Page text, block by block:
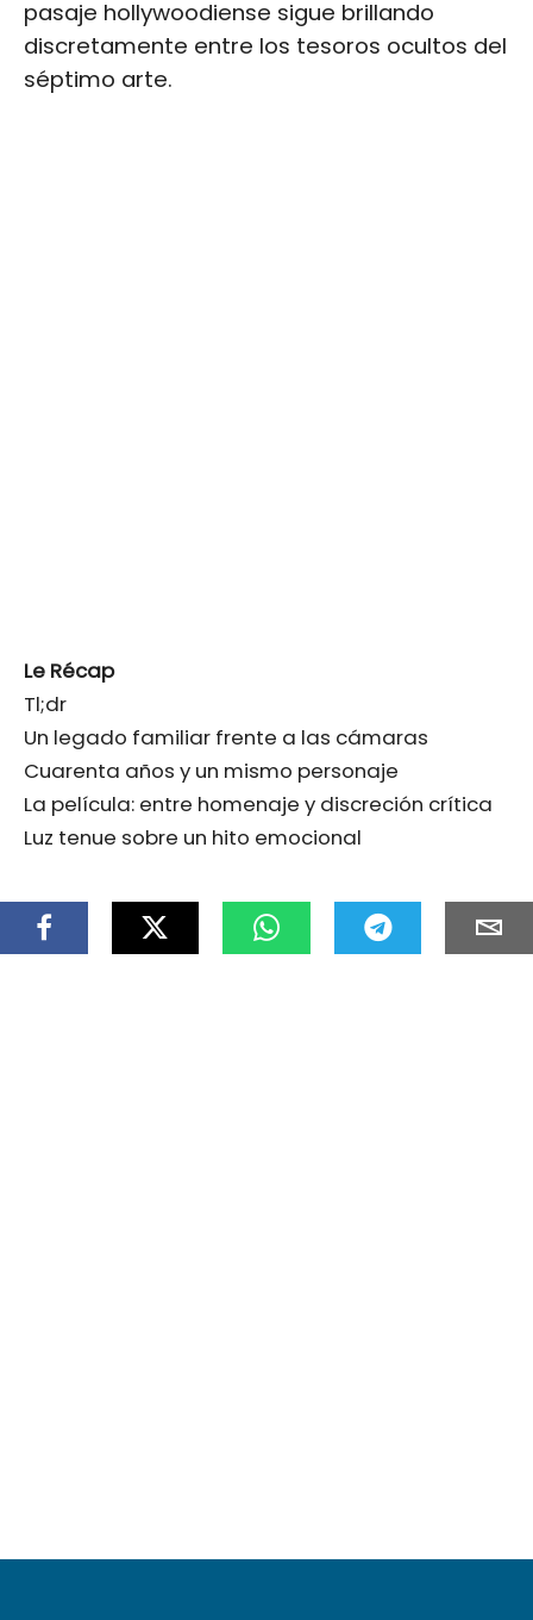
pasaje hollywoodiense sigue brillando
discretamente entre los tesoros ocultos del
séptimo arte.
Le Récap
Tl;dr
Un legado familiar frente a las cámaras
Cuarenta años y un mismo personaje
La película: entre homenaje y discreción crítica
Luz tenue sobre un hito emocional